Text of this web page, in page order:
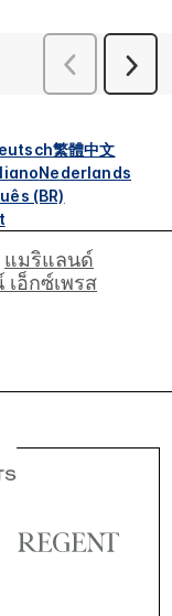
繁體中文
Nederlands
(BR)
แมริแลนด์
เอ็กซ์เพรส